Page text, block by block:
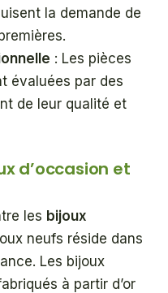
la demande de
: Les pièces
évaluées par des
de leur qualité et
d’occasion et
les bijoux
neufs réside dans
Les bijoux
à partir d’or